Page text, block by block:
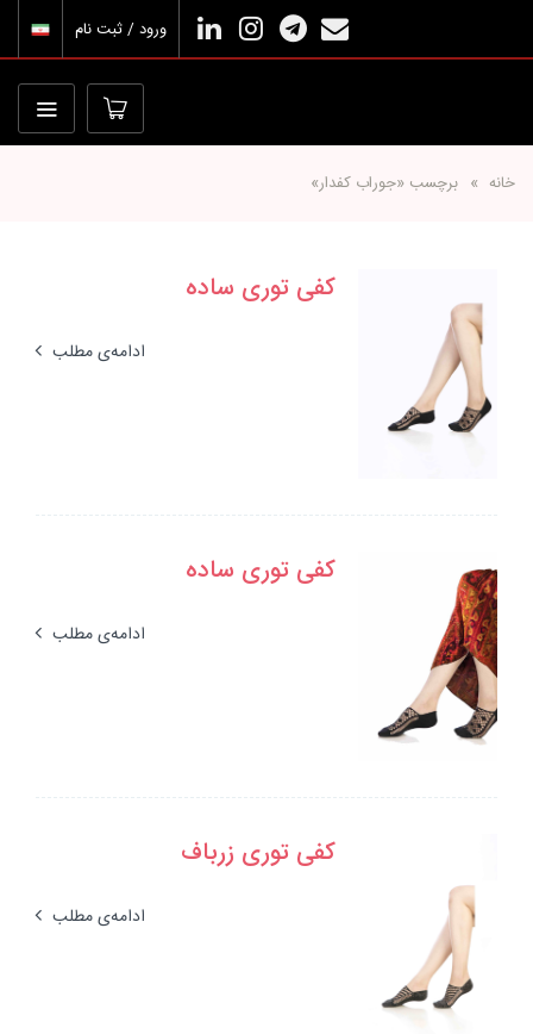
ورود / ثبت نام
خانه برچسب «جوراب کفدار»
کفی توری ساده
ادامه‌ی مطلب
کفی توری ساده
ادامه‌ی مطلب
کفی توری زرباف
ادامه‌ی مطلب